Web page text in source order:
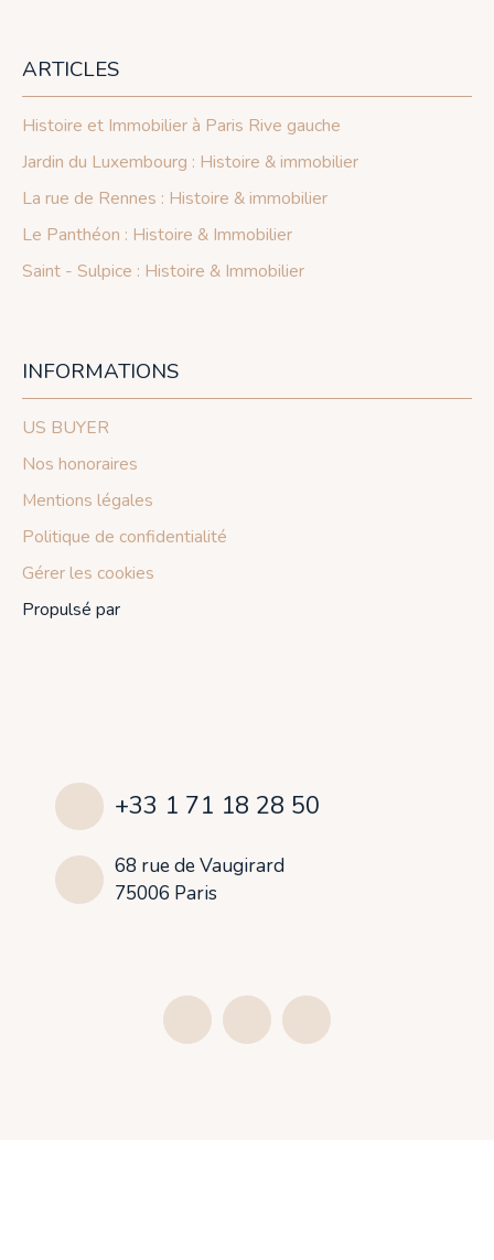
ARTICLES
Histoire et Immobilier à Paris Rive gauche
Jardin du Luxembourg : Histoire & immobilier
La rue de Rennes : Histoire & immobilier
Le Panthéon : Histoire & Immobilier
Saint - Sulpice : Histoire & Immobilier
INFORMATIONS
US BUYER
Nos honoraires
Mentions légales
Politique de confidentialité
Gérer les cookies
Propulsé par
+33 1 71 18 28 50
68 rue de Vaugirard
75006 Paris